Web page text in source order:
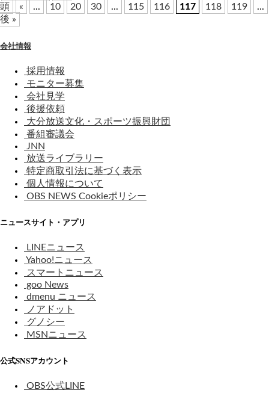
頭
« ... 10 20 30 ... 115 116 117 118 119
...
後 »
会社情報
採用情報
モニター募集
会社見学
後援依頼
大分放送文化・スポーツ振興財団
番組審議会
JNN
放送ライブラリー
特定商取引法に基づく表示
個人情報について
OBS NEWS Cookieポリシー
ニュースサイト・アプリ
LINEニュース
Yahoo!ニュース
スマートニュース
goo News
dmenu ニュース
ノアドット
グノシー
MSNニュース
公式SNSアカウント
OBS公式LINE